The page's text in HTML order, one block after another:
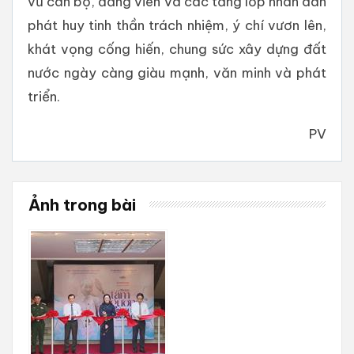
phát huy tinh thần trách nhiệm, ý chí vươn lên,
khát vọng cống hiến, chung sức xây dựng đất
nước ngày càng giàu mạnh, văn minh và phát
triển.
PV
Ảnh trong bài